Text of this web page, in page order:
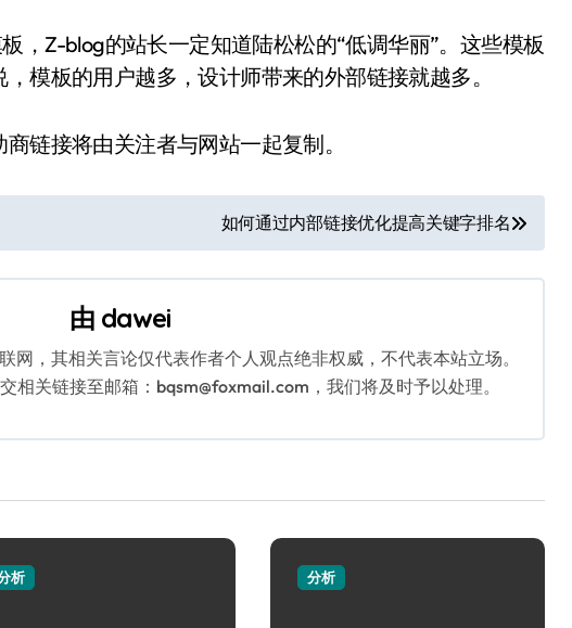
，Z-blog的站长一定知道陆松松的“低调华丽”。这些模板
模板的用户越多，设计师带来的外部链接就越多。
链接将由关注者与网站一起复制。
如何通过内部链接优化提高关键字排名
由 dawei
网，其相关言论仅代表作者个人观点绝非权威，不代表本站立场。
相关链接至邮箱：bqsm@foxmail.com，我们将及时予以处理。
析 分析